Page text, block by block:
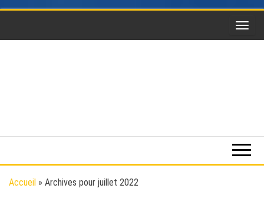
extrême,
Accueil » Archives pour juillet 2022